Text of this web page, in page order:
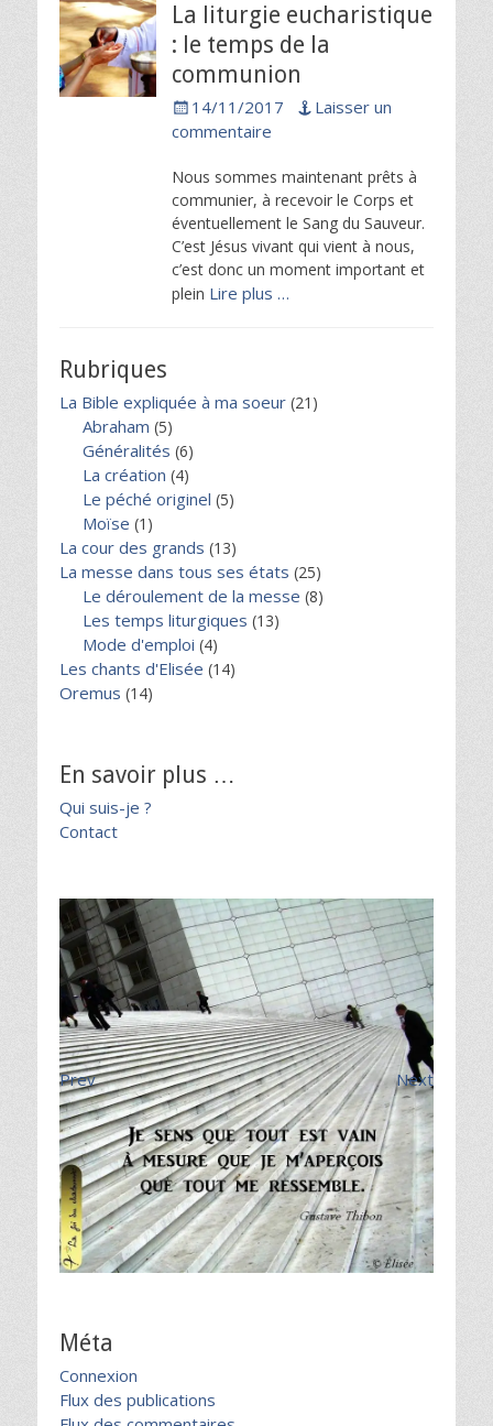
La liturgie eucharistique
: le temps de la
communion
Posted14/11/2017
Laisser un
commentaire
Nous sommes maintenant prêts à
communier, à recevoir le Corps et
éventuellement le Sang du Sauveur.
C’est Jésus vivant qui vient à nous,
c’est donc un moment important et
plein Lire plus …
Rubriques
La Bible expliquée à ma soeur (21)
Abraham (5)
Généralités (6)
La création (4)
Le péché originel (5)
Moïse (1)
La cour des grands (13)
La messe dans tous ses états (25)
Le déroulement de la messe (8)
Les temps liturgiques (13)
Mode d'emploi (4)
Les chants d'Elisée (14)
Oremus (14)
En savoir plus …
Qui suis-je ?
Contact
Prev Next
Méta
Connexion
Flux des publications